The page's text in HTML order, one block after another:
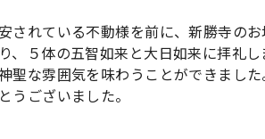
されている不動様を前に、新勝寺のお
、５体の五智如来と大日如来に拝礼し
聖な雰囲気を味わうことができました
うございました。